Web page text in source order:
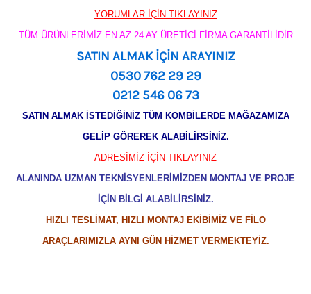
YORUMLAR İÇİN TIKLAYINIZ
TÜM ÜRÜNLERİMİZ EN AZ 24 AY ÜRETİCİ FİRMA GARANTİLİDİR
SATIN ALMAK İÇİN ARAYINIZ
0530 762 29 29
0212 546 06 73
SATIN ALMAK İSTEDİĞİNİZ TÜM KOMBİLERDE MAĞAZAMIZA
GELİP GÖREREK ALABİLİRSİNİZ.
ADRESİMİZ İÇİN TIKLAYINIZ
ALANINDA UZMAN TEKNİSYENLERİMİZDEN MONTAJ VE PROJE
İÇİN BİLGİ ALABİLİRSİNİZ.
HIZLI TESLİMAT, HIZLI MONTAJ EKİBİMİZ VE FİLO
ARAÇLARIMIZLA AYNI GÜN HİZMET VERMEKTEYİZ.